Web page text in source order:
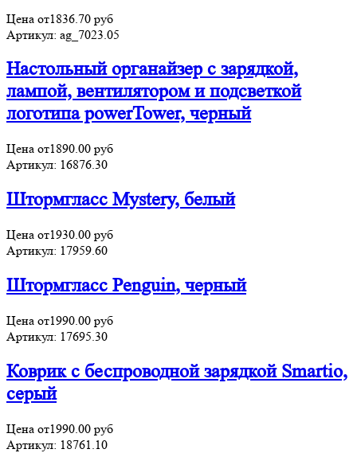
Цена от1836.70 руб
Артикул: ag_7023.05
Настольный органайзер с зарядкой,
лампой, вентилятором и подсветкой
логотипа powerTower, черный
Цена от1890.00 руб
Артикул: 16876.30
Штормгласс Mystery, белый
Цена от1930.00 руб
Артикул: 17959.60
Штормгласс Penguin, черный
Цена от1990.00 руб
Артикул: 17695.30
Коврик с беспроводной зарядкой Smartio,
серый
Цена от1990.00 руб
Артикул: 18761.10